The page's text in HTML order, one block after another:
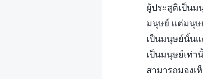
ผู้ประสูติเป็น
มนุษย์ แต่มนุษ
เป็นมนุษย์นั้นแ
เป็นมนุษย์เท่
สามารถมองเ